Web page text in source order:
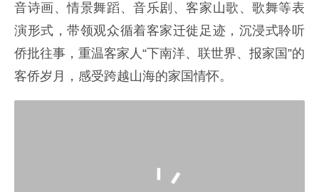
音诗画、情景舞蹈、音乐剧、客家山歌、歌舞等表
演形式，带领观众循着客家迁徙足迹，沉浸式聆听
侨批往事，重温客家人“下南洋、联世界、报家国”的
客侨岁月，感受跨越山海的家国情怀。